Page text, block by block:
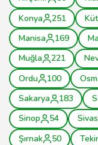
Konya
251
Manisa
169
Muğla
221
Ordu
100
Sakarya
183
Sinop
54 Sivas
Şırnak
50